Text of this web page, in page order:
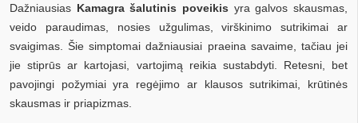
Dažniausias Kamagra šalutinis poveikis yra galvos skausmas,
veido paraudimas, nosies užgulimas, virškinimo sutrikimai ar
svaigimas. Šie simptomai dažniausiai praeina savaime, tačiau jei
jie stiprūs ar kartojasi, vartojimą reikia sustabdyti. Retesni, bet
pavojingi požymiai yra regėjimo ar klausos sutrikimai, krūtinės
skausmas ir priapizmas.